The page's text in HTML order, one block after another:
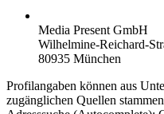
Media Present GmbH
Wilhelmine-Reichard-
80935 München
Profilangaben können aus
zugänglichen Quellen